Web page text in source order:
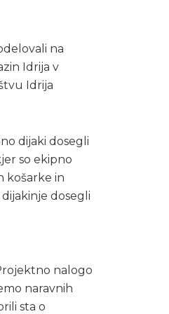
na
Idrija v
Idrija
dijaki dosegli
so ekipno
košarke in
dosegli
nalogo
naravnih
sta o